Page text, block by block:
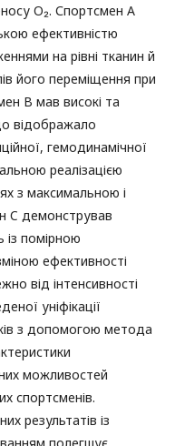
O₂. Спортсмен A
ефективністю
на рівні тканин й
його переміщення при
B мав високі та
відображало
гемодинамічної
реалізацією
з максимальною і
C демонстрував
із помірною
ефективності
від інтенсивності
уніфікації
з допомогою метода
можливостей
спортсменів.
результатів із
полегшує